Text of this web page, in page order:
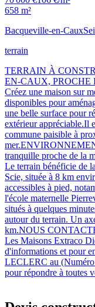
658 m²
Bacqueville-en-Caux
terrain
TERRAIN À
EN-CAUX, PROCHE
Créez une maison sur
disponibles pour
une belle surface pour
extérieur appréciable.Il
commune paisible à
tranquille proche de la
Le terrain bénéficie de
Scie, située à 8 km
accessibles à pied,
l'école maternelle
situés à quelques
autour du terrain. Un
km.NOUS
Les Maisons Extraco
d'informations et pour
LECLERC au (Numéro
pour répondre à toutes